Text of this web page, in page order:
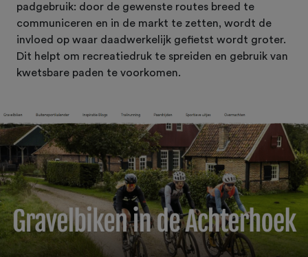
padgebruik: door de gewenste routes breed te
communiceren en in de markt te zetten, wordt de
invloed op waar daadwerkelijk gefietst wordt groter.
Dit helpt om recreatiedruk te spreiden en gebruik van
kwetsbare paden te voorkomen.